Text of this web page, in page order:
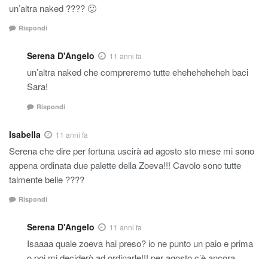
un’altra naked ???? 🙂
Rispondi
Serena D'Angelo 11 anni fa
un’altra naked che compreremo tutte eheheheheheh baci
Sara!
Rispondi
Isabella 11 anni fa
Serena che dire per fortuna uscirà ad agosto sto mese mi sono
appena ordinata due palette della Zoeva!!! Cavolo sono tutte
talmente belle ????
Rispondi
Serena D'Angelo 11 anni fa
Isaaaa quale zoeva hai preso? io ne punto un paio e prima